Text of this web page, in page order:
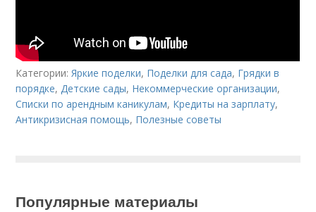
Категории:Яркие поделки, Поделки для сада, Грядки в
порядке,Детские сады, Некоммерческие организации,
Списки по арендным каникулам, Кредиты на зарплату,
Антикризисная помощь, Полезные советы
Популярные материалы